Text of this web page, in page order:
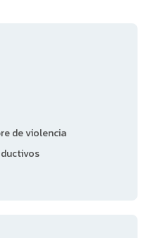
de violencia